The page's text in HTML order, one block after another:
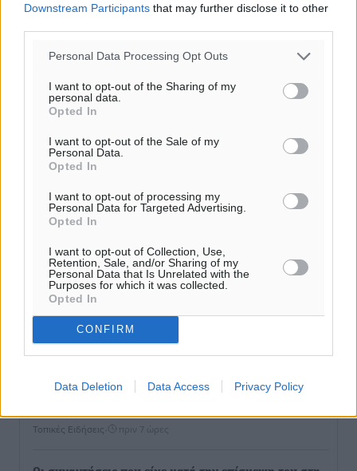
Downstream Participants that may further disclose it to other
Personal Data Processing Opt Outs
I want to opt-out of the Sharing of my
personal data.
Opted In
I want to opt-out of the Sale of my
Personal Data.
Opted In
I want to opt-out of processing my
Personal Data for Targeted Advertising.
Opted In
I want to opt-out of Collection, Use,
Retention, Sale, and/or Sharing of my
Personal Data that Is Unrelated with the
Purposes for which it was collected.
Opted In
CONFIRM
Data Deletion Data Access Privacy Policy
θαλάσσια περιοχή Κάσου και Καρπάθου
Τοπικές Ειδήσεις
Παρουσίαση βιβλίου του Α. Χατζημιχαήλ – Τιμητική
εκδήλωση για τους αυτοδιοικητικούς της Κω
Πολιτιστικά • πριν 6 ώρες
Εγκρίθηκε η ηλεκτρική διασύνδεση Ρόδου και Κω
μέσω υποβρύχιων καλωδίων με την ηπειρωτική
Τοπικές Ειδήσεις• πριν 7 ώρες
Νέο ανακαινισμένο δημοτικό τουριστικό γραφείο
Τοπικές Ειδήσεις πριν 7 ώρες